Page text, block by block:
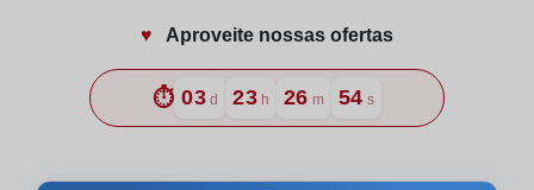
♥️ Aproveite nossas ofertas
⏱️ 03 d 23 h 26 m 53 s